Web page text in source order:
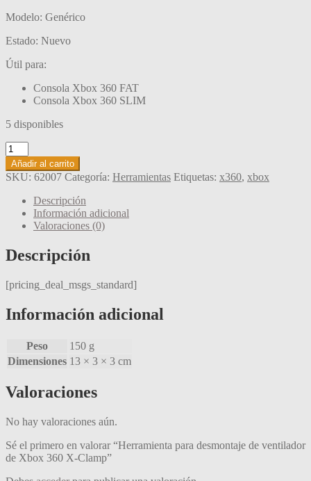
Modelo: Genérico
Estado: Nuevo
Útil para:
Consola Xbox 360 FAT
Consola Xbox 360 SLIM
5 disponibles
Herramienta
para
desmontaje
de
ventilador
Xbox
X-
Clamp
Añadir al carrito
SKU: 62007 Categoría: Herramientas Etiquetas: x360, xbox
Descripción
Información adicional
Valoraciones (0)
Descripción
[pricing_deal_msgs_standard]
Información adicional
Peso
150 g
Dimensiones 13 × 3 × 3 cm
Valoraciones
No hay valoraciones aún.
Sé el primero en valorar “Herramienta para desmontaje de ventilador
de Xbox 360 X-Clamp”